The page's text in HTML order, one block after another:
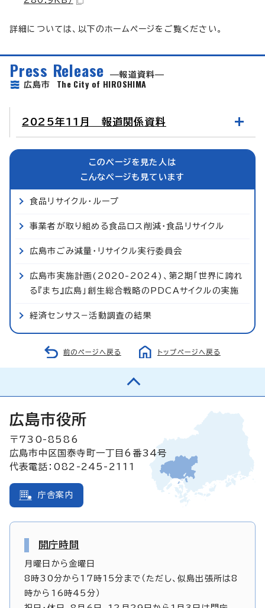
詳細については、以下のホームページをご覧ください。
Press Release
報道資料
広島市 The City of HIROSHIMA
2025年11月 報道関係資料
このページを見た人は
こんなページも見ています
食品リサイクル・ループ
事業者が取り組める食品ロス削減・食品リサイクル
広島市ごみ減量・リサイクル実行委員会
広島市実施計画(2020-2024)、第2期「世界に誇れ
る『まち』広島」創生総合戦略のPDCAサイクルの実施
経済センサス−活動調査の結果
前のページへ戻る トップページへ戻る
広島市役所
〒730-8586
広島市中区国泰寺町一丁目6番34号
代表電話：082-245-2111
庁舎案内
開庁時間
月曜日から金曜日
8時30分から17時15分まで（ただし、似島出張所は8
時から16時45分）